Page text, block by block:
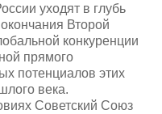
уходят в глубь
Второй
конкуренции
прямого
потенциалов этих
века.
Советский Союз